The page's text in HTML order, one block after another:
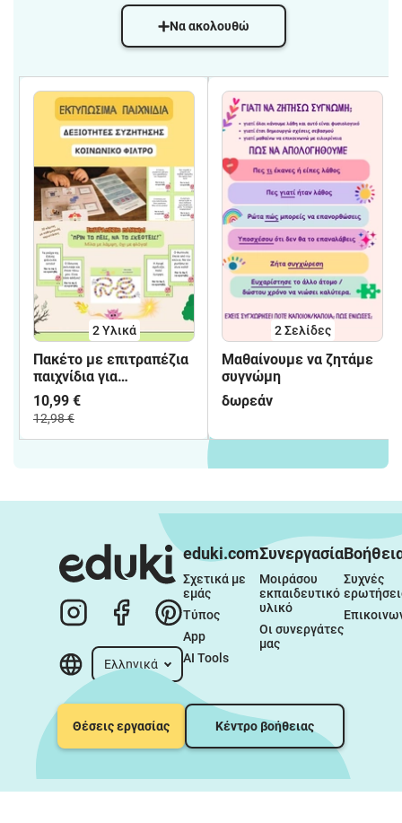
Να ακολουθώ
2 Υλικά
Πακέτο με επιτραπέζια
παιχνίδια για
κοινωνικές δεξιότητες
(Κοινωνικό φίλτρο-
Δεξιότητες συζήτησης)
10,99 €
12,98 €
2Σελίδες
Μαθαίνουμε να ζητάμε
συγνώμη
δωρεάν
Ελληνικά
eduki.com
Σχετικά με
εμάς
Τύπος
App
AI Tools
Συνεργασία
Μοιράσου
εκπαιδευτικό
υλικό
Οι συνεργάτες
μας
Συχνές
Θέσεις εργασίας Κέντρο βοήθειας